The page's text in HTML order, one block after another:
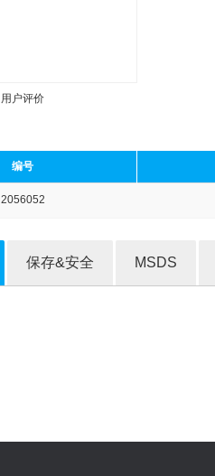
用户评价
编号
2056052
保存&安全 MSDS